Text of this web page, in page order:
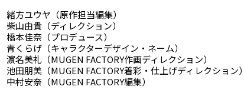
緒方ユウヤ（原作担当編集）
柴山由貴（ディレクション）
橋本佳奈（プロデュース）
青くらげ（キャラクターデザイン・ネーム）
濵名美礼（MUGEN FACTORY作画ディレクション）
池田朋美（MUGEN FACTORY着彩・仕上げディレクション）
中村安奈（MUGEN FACTORY編集）